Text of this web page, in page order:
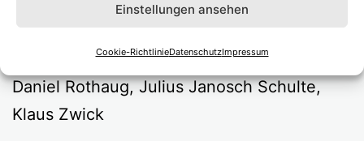
Einstellungen ansehen
Cookie-RichtlinieDatenschutzImpressum
Dauenhauer, Henry Morales, Anna Polke,
Daniel Rothaug, Julius Janosch Schulte,
Klaus Zwick